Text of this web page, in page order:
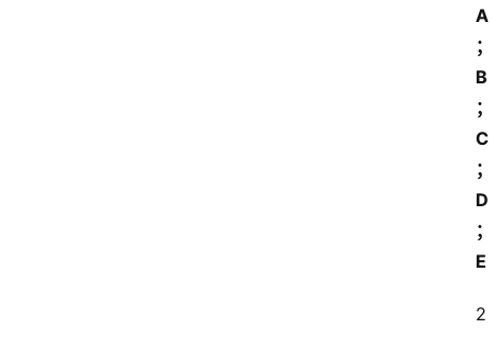
A
；
B
；
C
；
D
；
E
2